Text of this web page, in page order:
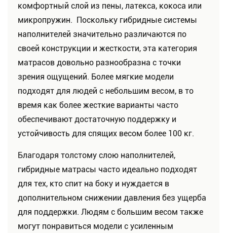
комфортный слой из пены, латекса, кокоса или
микропружин. Поскольку гибридные системы
наполнителей значительно различаются по
своей конструкции и жесткости, эта категория
матрасов довольно разнообразна с точки
зрения ощущений. Более мягкие модели
подходят для людей с небольшим весом, в то
время как более жесткие варианты часто
обеспечивают достаточную поддержку и
устойчивость для спящих весом более 100 кг.
Благодаря толстому слою наполнителей,
гибридные матрасы часто идеально подходят
для тех, кто спит на боку и нуждается в
дополнительном снижении давления без ущерба
для поддержки. Людям с большим весом также
могут понравиться модели с усиленным